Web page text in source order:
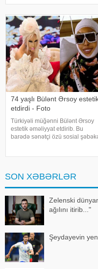
(DHA) Türkiyə Məhkəmə-Tibb
İnstitutunun rəyinə istinadə
74 yaşlı Bülənt Ərsoy
etdirdi - Foto
Türkiyəli müğənni Bülənt Ərsoy
estetik əməliyyat etdirib. Bu
barədə sənətçi özü sosial
SON XƏBƏRLƏR
Zelenski
ağılını itirib..."
Şeydayevin